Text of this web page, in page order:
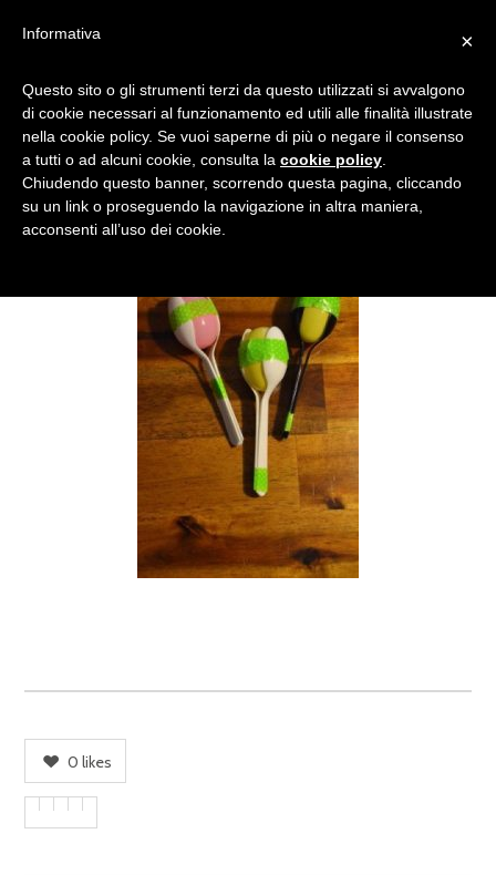
9STRUMENTO.630×420
0 likes
×
Informativa
Questo sito o gli strumenti terzi da questo utilizzati si avvalgono
di cookie necessari al funzionamento ed utili alle finalità illustrate
nella cookie policy. Se vuoi saperne di più o negare il consenso
a tutti o ad alcuni cookie, consulta la cookie policy
Chiudendo questo banner, scorrendo questa pagina, cliccando
su un link o proseguendo la navigazione in altra maniera,
acconsenti all’uso dei cookie.